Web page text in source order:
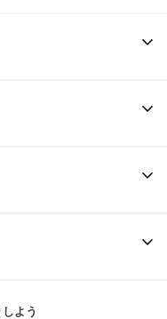
よう